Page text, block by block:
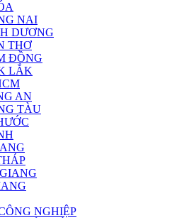
NAI
DƯƠNG
THƠ
ĐỒNG
LẮK
AN
TÀU
NGHIỆP